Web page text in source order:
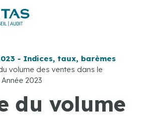
- Indices, taux, barèmes
volume des ventes dans le
2023
du volume